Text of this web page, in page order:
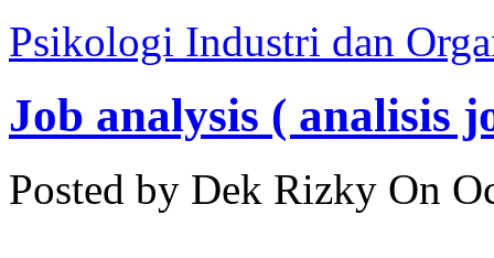
Psikologi Industri dan
Job analysis ( analisis
Posted by Dek Rizky On